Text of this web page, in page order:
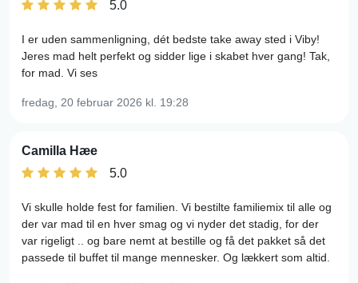
5.0
I er uden sammenligning, dét bedste take away sted i Viby!
Jeres mad helt perfekt og sidder lige i skabet hver gang! Tak,
for mad. Vi ses
fredag, 20 februar 2026 kl. 19:28
Camilla Hæe
5.0
Vi skulle holde fest for familien. Vi bestilte familiemix til alle og
der var mad til en hver smag og vi nyder det stadig, for der
var rigeligt .. og bare nemt at bestille og få det pakket så det
passede til buffet til mange mennesker. Og lækkert som altid.